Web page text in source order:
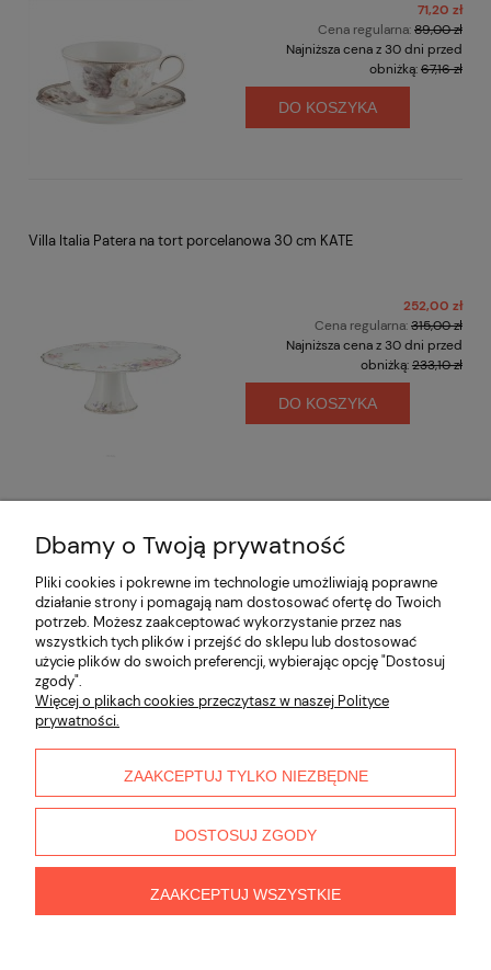
71,20 zł
Cena regularna:89,00 zł
Najniższa cena z 30 dni przed
obniżką:67,16 zł
DO KOSZYKA
Villa Italia Patera na tort porcelanowa 30 cm KATE
252,00 zł
Cena regularna:315,00 zł
Najniższa cena z 30 dni przed
obniżką:233,10 zł
DO KOSZYKA
Opinie o produkcie (0)
Informacje
Płatności i dostawa
O nas
Dbamy o Twoją prywatność
Pliki cookies i pokrewne im technologie umożliwiają poprawne
działanie strony i pomagają nam dostosować ofertę do Twoich
potrzeb. Możesz zaakceptować wykorzystanie przez nas
wszystkich tych plików i przejść do sklepu lub dostosować
użycie plików do swoich preferencji, wybierając opcję "Dostosuj
zgody".
Więcej o plikach cookies przeczytasz w naszej Polityce
prywatności.
ZAAKCEPTUJ TYLKO NIEZBĘDNE
DOSTOSUJ ZGODY
ZAAKCEPTUJ WSZYSTKIE